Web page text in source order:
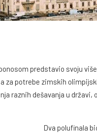
predstavio svoju
za potrebe zimskih
raznih dešavanja u
Dva polufinala